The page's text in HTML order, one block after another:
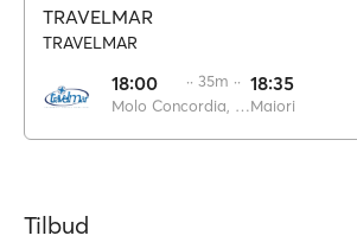
TRAVELMAR
TRAVELMAR
18:00
Molo Concordia, Salerno
·· 35m ·· 18:35
Maiori
Tilbud